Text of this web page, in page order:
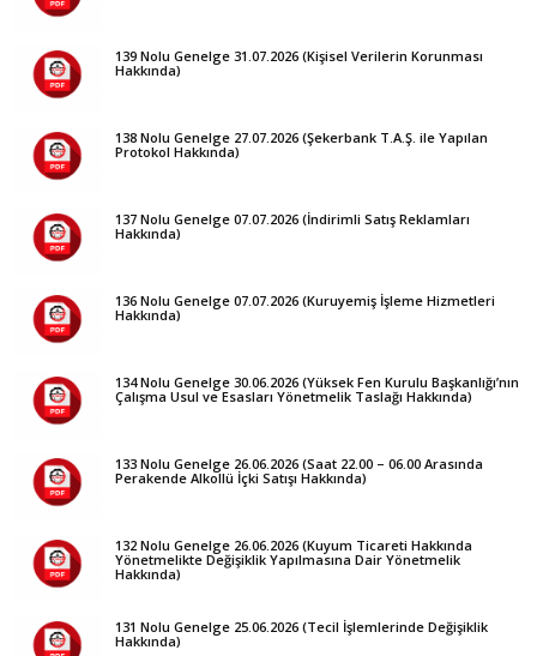
139 Nolu Genelge 31.07.2026 (Kişisel Verilerin Korunması
Hakkında)
138 Nolu Genelge 27.07.2026 (Şekerbank T.A.Ş. ile Yapılan
Protokol Hakkında)
137 Nolu Genelge 07.07.2026 (İndirimli Satış Reklamları
Hakkında)
136 Nolu Genelge 07.07.2026 (Kuruyemiş İşleme Hizmetleri
Hakkında)
134 Nolu Genelge 30.06.2026 (Yüksek Fen Kurulu Başkanlığı’nın
Çalışma Usul ve Esasları Yönetmelik Taslağı Hakkında)
133 Nolu Genelge 26.06.2026 (Saat 22.00 – 06.00 Arasında
Perakende Alkollü İçki Satışı Hakkında)
132 Nolu Genelge 26.06.2026 (Kuyum Ticareti Hakkında
Yönetmelikte Değişiklik Yapılmasına Dair Yönetmelik
Hakkında)
131 Nolu Genelge 25.06.2026 (Tecil İşlemlerinde Değişiklik
Hakkında)